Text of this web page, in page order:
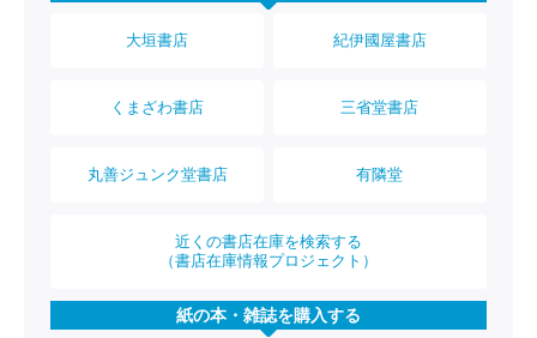
大垣書店 紀伊國屋書店
くまざわ書店 三省堂書店
丸善ジュンク堂書店 有隣堂
近くの書店在庫を検索する
（書店在庫情報プロジェクト）
紙の本・雑誌を購入する